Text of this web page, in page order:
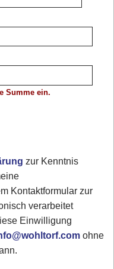
Summe ein.
zur Kenntnis
Kontaktformular zur
verarbeitet
Einwilligung
ohne